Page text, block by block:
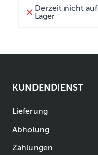
Derzeit nicht auf
Lager
KUNDENDIENST
Lieferung
Abholung
Zahlungen